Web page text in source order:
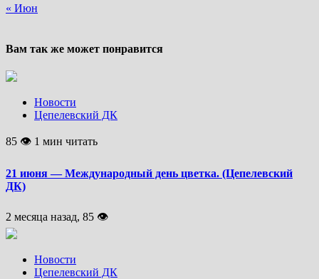
« Июн
Вам так же может понравится
Новости
Цепелевский ДК
85 👁 1 мин читать
21 июня — Международный день цветка. (Цепелевский
ДК)
2 месяца назад, 85 👁
Новости
Цепелевский ДК